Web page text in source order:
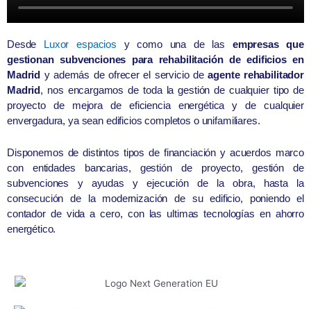
Desde Luxor espacios y como una de las empresas que
gestionan subvenciones para rehabilitación de edificios en
Madrid yademás de ofrecer el servicio deagente rehabilitador
Madrid, nos encargamos de toda la gestión de cualquier tipo de
proyecto de mejora de eficiencia energética y de cualquier
envergadura, ya sean edificios completos o unifamiliares.
Disponemos de distintos tipos de financiación y acuerdos marco
con entidades bancarias, gestión de proyecto, gestión de
subvenciones y ayudas y ejecución de la obra, hasta la
consecución de la modernización de su edificio, poniendo el
contador de vida a cero, con las ultimas tecnologías en ahorro
energético.